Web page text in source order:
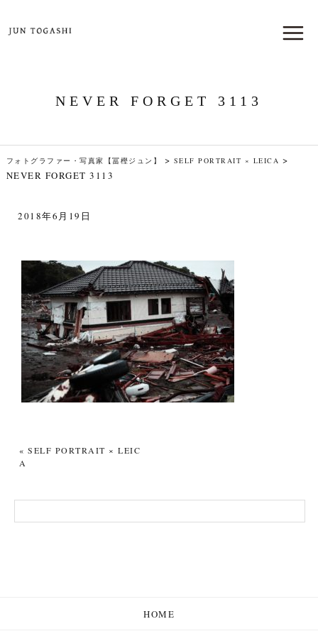
NEVER FORGET 3113
フォトグラファー・写真家【冨樫ジュン】 > SELF PORTRAIT × LEICA >
NEVER FORGET 3113
2018年6月19日
«SELF PORTRAIT × LEIC
A
HOME